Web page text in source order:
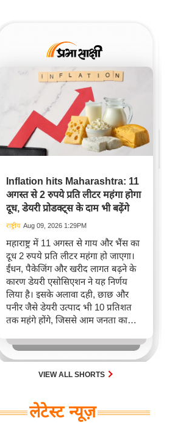
Inflation hits Maharashtra: 11
अगस्त से 2 रुपये प्रति लीटर महंगा होगा
दूध, डेयरी प्रोडक्ट्स के दाम भी बढ़ेंगे
राष्ट्रीय Aug 09, 2026 1:29PM
महाराष्ट्र में 11 अगस्त से गाय और भैंस का
दूध 2 रुपये प्रति लीटर महंगा हो जाएगा।
ईंधन, पैकेजिंग और खरीद लागत बढ़ने के
कारण डेयरी एसोसिएशन ने यह निर्णय
लिया है। इसके अलावा दही, छाछ और
पनीर जैसे डेयरी उत्पाद भी 10 प्रतिशत
तक महंगे होंगे, जिससे आम जनता का
VIEW ALL SHORTS
लेटेस्ट न्यूज़